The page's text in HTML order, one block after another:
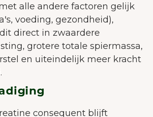
alle andere factoren gelijk
voeding, gezondheid),
direct in zwaardere
grotere totale spiermassa,
en uiteindelijk meer kracht
consequent blijft